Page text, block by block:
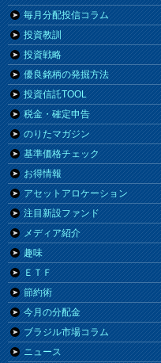
毎月分配投信コラム
投資教訓
投資戦略
優良銘柄の発掘方法
投資信託TOOL
税金・確定申告
のりたマガジン
基準価格チェック
お得情報
アセットアロケーション
注目新設ファンド
メディア紹介
趣味
ＥＴＦ
節約術
今月の分配金
ブラジル市場コラム
ニュース